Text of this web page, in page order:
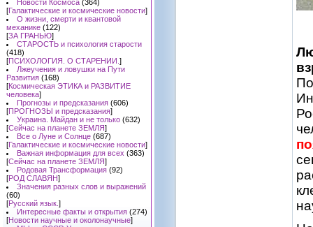
Новости Космоса (364)
[Галактические и космические новости]
О жизни, смерти и квантовой
механике (122)
[ЗА ГРАНЬЮ]
СТАРОСТЬ и психология старости
(418)
[ПСИХОЛОГИЯ. О СТАРЕНИИ. ]
Лжеучения и ловушки на Пути
Развития (168)
[Космическая ЭТИКА и РАЗВИТИЕ
человека]
Прогнозы и предсказания (606)
[ПРОГНОЗЫ и предсказания]
Украина. Майдан и не только (632)
[Сейчас на планете ЗЕМЛЯ]
Все о Луне и Солнце (687)
[Галактические и космические новости]
Важная информация для всех (363)
[Сейчас на планете ЗЕМЛЯ]
Родовая Трансформация (92)
[РОД СЛАВЯН]
Значения разных слов и выражений
(60)
[Русский язык. ]
Интересные факты и открытия (274)
[Новости научные и околонаучные]